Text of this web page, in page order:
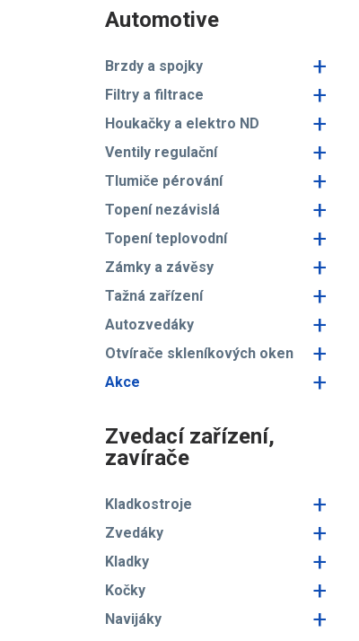
Automotive
Brzdy a spojky +
Filtry a filtrace +
Houkačky a elektro ND +
Ventily regulační +
Tlumiče pérování +
Topení nezávislá +
Topení teplovodní +
Zámky a závěsy +
Tažná zařízení +
Autozvedáky +
Otvírače skleníkových oken +
Akce +
Zvedací zařízení,
zavírače
Kladkostroje +
Zvedáky +
Kladky +
Kočky +
Navijáky +